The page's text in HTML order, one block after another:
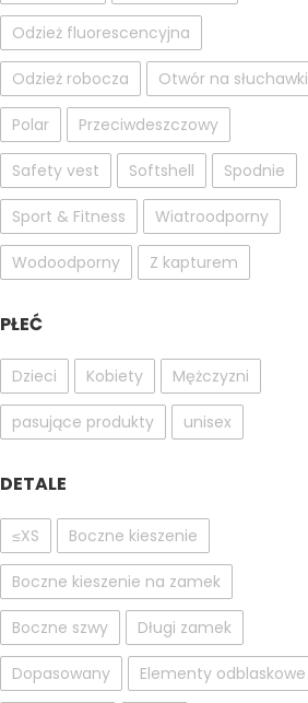
Odzież fluorescencyjna
Odzież robocza Otwór na słuchawki
Polar Przeciwdeszczowy
Safety vest Softshell Spodnie
Sport & Fitness Wiatroodporny
Wodoodporny Z kapturem
PŁEĆ
Dzieci Kobiety Mężczyzni
pasujące produkty unisex
DETALE
≤XS Boczne kieszenie
Boczne kieszenie na zamek
Boczne szwy Długi zamek
Dopasowany Elementy odblaskowe